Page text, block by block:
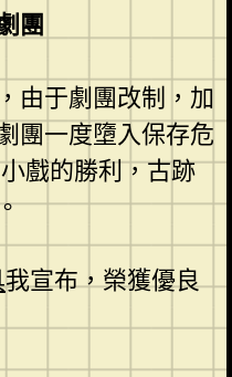
團
由于劇團改制，加
團一度墮入保存危
戲的勝利，古跡
我宣布，榮獲優良